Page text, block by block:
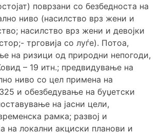
поврзани со безбедноста на
ниво (насилство врз жени и
насилство врз жени и девојки
трговија со луѓе). Потоа,
на ризици од природни непогоди,
– 19 итн.; предвидување на
ниво со цел примена на
и обезбедување на буџетски
на јасни цели,
рамка; развој и
на локални акциски планови и